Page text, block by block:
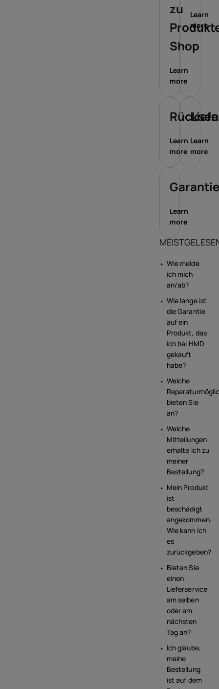
zu
Shop
Learn
more
Learn
more
Learn
more
Learn
more
Learn
more
Wie melde
ich mich
an/ab?
Wie lange ist
die Garantie
auf ein
Produkt, das
ich bei HMD
gekauft
habe?
Welche
bieten Sie
an?
Welche
Mitteilungen
erhalte ich zu
meiner
Bestellung?
Mein Produkt
ist
beschädigt
angekommen.
Wie kann ich
es
zurückgeben?
Bieten Sie
einen
Lieferservice
am selben
oder am
nächsten
Tag an?
Ich glaube,
meine
Bestellung
ist auf dem